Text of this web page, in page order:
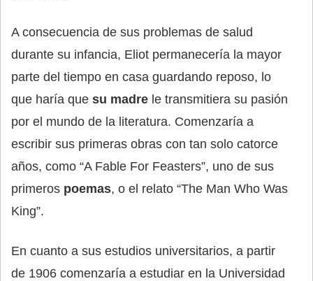
A consecuencia de sus problemas de salud
durante su infancia, Eliot permanecería la mayor
parte del tiempo en casa guardando reposo, lo
que haría que su madre le transmitiera su pasión
por el mundo de la literatura. Comenzaría a
escribir sus primeras obras con tan solo catorce
años, como “A Fable For Feasters”, uno de sus
primeros poemas, o el relato “The Man Who Was
King”.
En cuanto a sus estudios universitarios, a partir
de 1906 comenzaría a estudiar en la Universidad